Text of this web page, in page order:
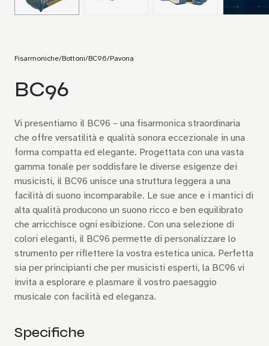
Fisarmoniche/Bottoni/BC96/Pavona
BC96
Vi presentiamo il BC96 – una fisarmonica straordinaria
che offre versatilità e qualità sonora eccezionale in una
forma compatta ed elegante. Progettata con una vasta
gamma tonale per soddisfare le diverse esigenze dei
musicisti, il BC96 unisce una struttura leggera a una
facilità di suono incomparabile. Le sue ance e i mantici di
alta qualità producono un suono ricco e ben equilibrato
che arricchisce ogni esibizione. Con una selezione di
colori eleganti, il BC96 permette di personalizzare lo
strumento per riflettere la vostra estetica unica. Perfetta
sia per principianti che per musicisti esperti, la BC96 vi
invita a esplorare e plasmare il vostro paesaggio
musicale con facilità ed eleganza.
Specifiche